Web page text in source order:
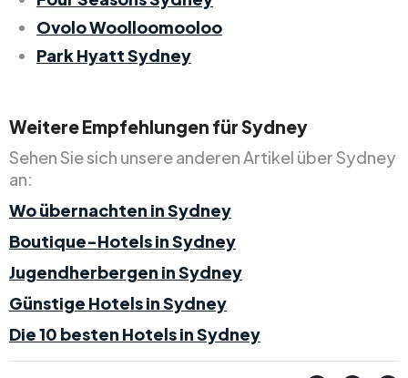
Ovolo Woolloomooloo
Park Hyatt Sydney
Weitere Empfehlungen für Sydney
Sehen Sie sich unsere anderen Artikel über Sydney
an:
Wo übernachten in Sydney
Boutique-Hotels in Sydney
Jugendherbergen in Sydney
Günstige Hotels in Sydney
Die 10 besten Hotels in Sydney